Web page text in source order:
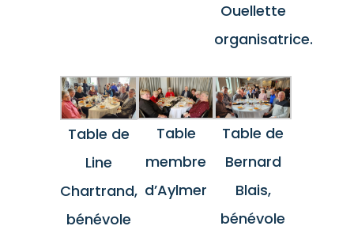
Ouellette
organisatrice.
Table de
Line
Chartrand,
bénévole
Table
membre
d’Aylmer
Table de
Bernard
Blais,
bénévole